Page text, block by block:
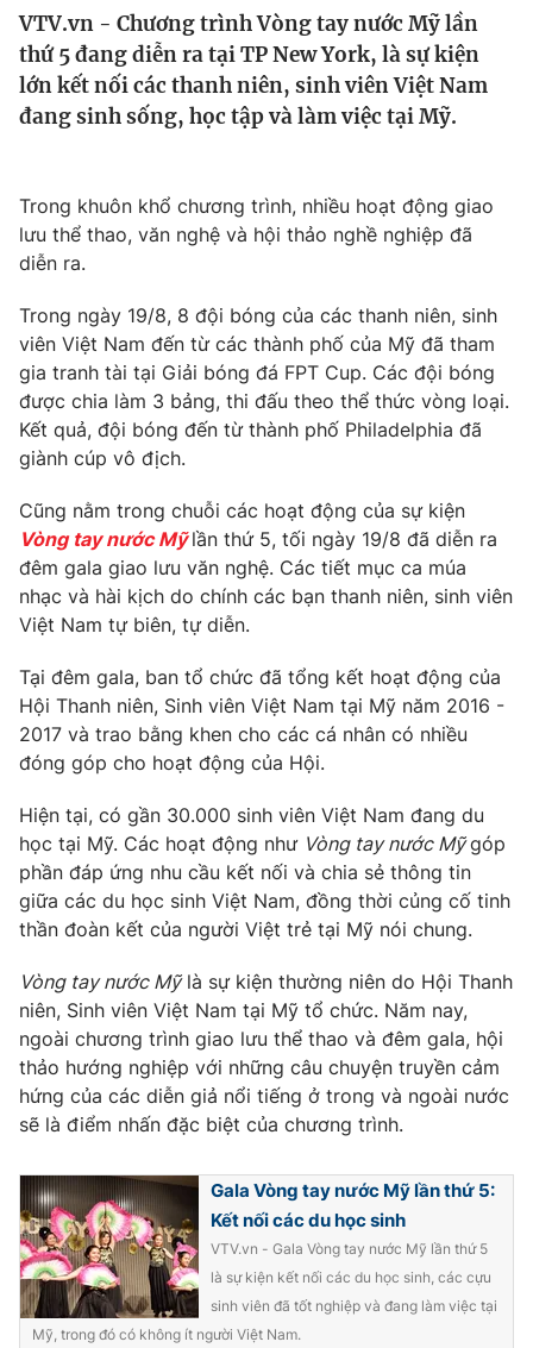
Thế giới
Tin tức
Thế giới đó đây
Kinh tế
Thị trường
Góc doanh nghiệp
Truyền hình
Hậu trường
Nhân vật
Khán giả
Giải trí
Điện ảnh
Âm nhạc
Sao
Đời sống
Du lịch
Làm đẹp
Chất lượng cuộc sống
Giáo dục
Học trực tuyến
Công nghệ
Hitech Công nghệ tương lai
Sản phẩm
Tư vấn
Giao lưu trực tuyến
Chuyên mục khác
Photo Infographic
Video Shorts video
VTV Money VTV Thể thao
VTV Sức khoẻ Bất động sản
Thị trường 24h Tấm lòng Việt
VTV4 Vươn mình bằng AI
VTV9 VTV8
Liên hệ tòa soạn English
VTV.vn - Chương trình Vòng tay nước Mỹ lần
thứ 5 đang diễn ra tại TP New York, là sự kiện
lớn kết nối các thanh niên, sinh viên Việt Nam
đang sinh sống, học tập và làm việc tại Mỹ.
Trong khuôn khổ chương trình, nhiều hoạt động giao
lưu thể thao, văn nghệ và hội thảo nghề nghiệp đã
diễn ra.
Trong ngày 19/8, 8 đội bóng của các thanh niên, sinh
viên Việt Nam đến từ các thành phố của Mỹ đã tham
gia tranh tài tại Giải bóng đá FPT Cup. Các đội bóng
được chia làm 3 bảng, thi đấu theo thể thức vòng loại.
Kết quả, đội bóng đến từ thành phố Philadelphia đã
giành cúp vô địch.
Cũng nằm trong chuỗi các hoạt động của sự kiện
Vòng tay nước Mỹ lần thứ 5, tối ngày 19/8 đã diễn ra
đêm gala giao lưu văn nghệ. Các tiết mục ca múa
nhạc và hài kịch do chính các bạn thanh niên, sinh viên
Việt Nam tự biên, tự diễn.
Tại đêm gala, ban tổ chức đã tổng kết hoạt động của
Hội Thanh niên, Sinh viên Việt Nam tại Mỹ năm 2016 -
2017 và trao bằng khen cho các cá nhân có nhiều
đóng góp cho hoạt động của Hội.
Hiện tại, có gần 30.000 sinh viên Việt Nam đang du
học tại Mỹ. Các hoạt động như Vòng tay nước Mỹgóp
phần đáp ứng nhu cầu kết nối và chia sẻ thông tin
giữa các du học sinh Việt Nam, đồng thời củng cố tinh
thần đoàn kết của người Việt trẻ tại Mỹ nói chung.
Vòng tay nước Mỹlà sự kiện thường niên do Hội Thanh
niên, Sinh viên Việt Nam tại Mỹ tổ chức. Năm nay,
ngoài chương trình giao lưu thể thao và đêm gala, hội
thảo hướng nghiệp với những câu chuyện truyền cảm
hứng của các diễn giả nổi tiếng ở trong và ngoài nước
sẽ là điểm nhấn đặc biệt của chương trình.
Gala Vòng tay nước Mỹ lần thứ 5:
Kết nối các du học sinh
VTV.vn - Gala Vòng tay nước Mỹ lần thứ 5
là sự kiện kết nối các du học sinh, các cựu
sinh viên đã tốt nghiệp và đang làm việc tại
Mỹ, trong đó có không ít người Việt Nam.